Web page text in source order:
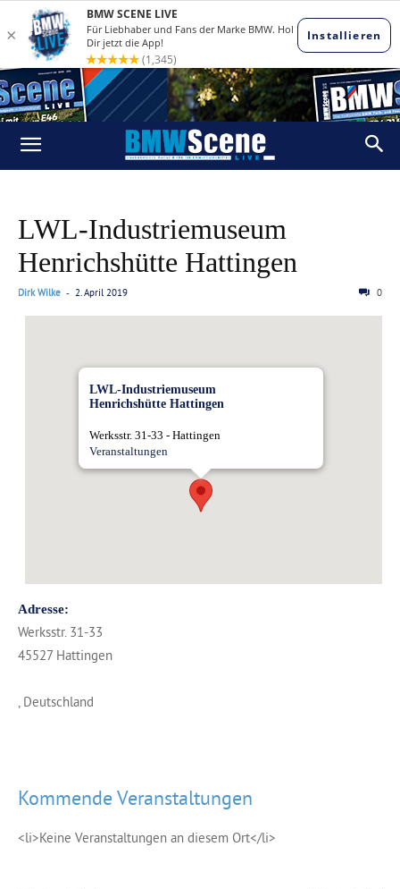
LWL-Industriemuseum
Henrichshütte Hattingen
Dirk Wilke - 2. April 2019 0
LWL-Industriemuseum
Henrichshütte Hattingen
Werksstr. 31-33 - Hattingen
Veranstaltungen
Adresse:
Werksstr. 31-33
45527 Hattingen
, Deutschland
Kommende Veranstaltungen
<li>Keine Veranstaltungen an diesem Ort</li>